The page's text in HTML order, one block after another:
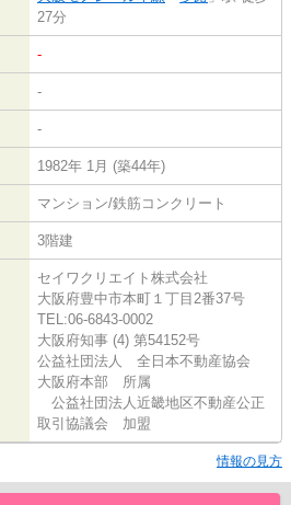
27分
-
-
-
1982年 1月 (築44年)
マンション/鉄筋コンクリート
3階建
セイワクリエイト株式会社
大阪府豊中市本町１丁目2番37号
TEL:06-6843-0002
大阪府知事 (4) 第54152号
公益社団法人 全日本不動産協会
大阪府本部 所属
公益社団法人近畿地区不動産公正
取引協議会 加盟
情報の見方